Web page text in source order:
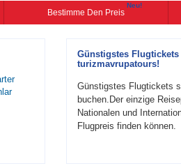
Bestimme Den Preis
Neu!
Günstigstes
turizmavrupatours!
Günstigstes Flugtickets
buchen.Der einzige
Nationalen und
Flugpreis finden können.